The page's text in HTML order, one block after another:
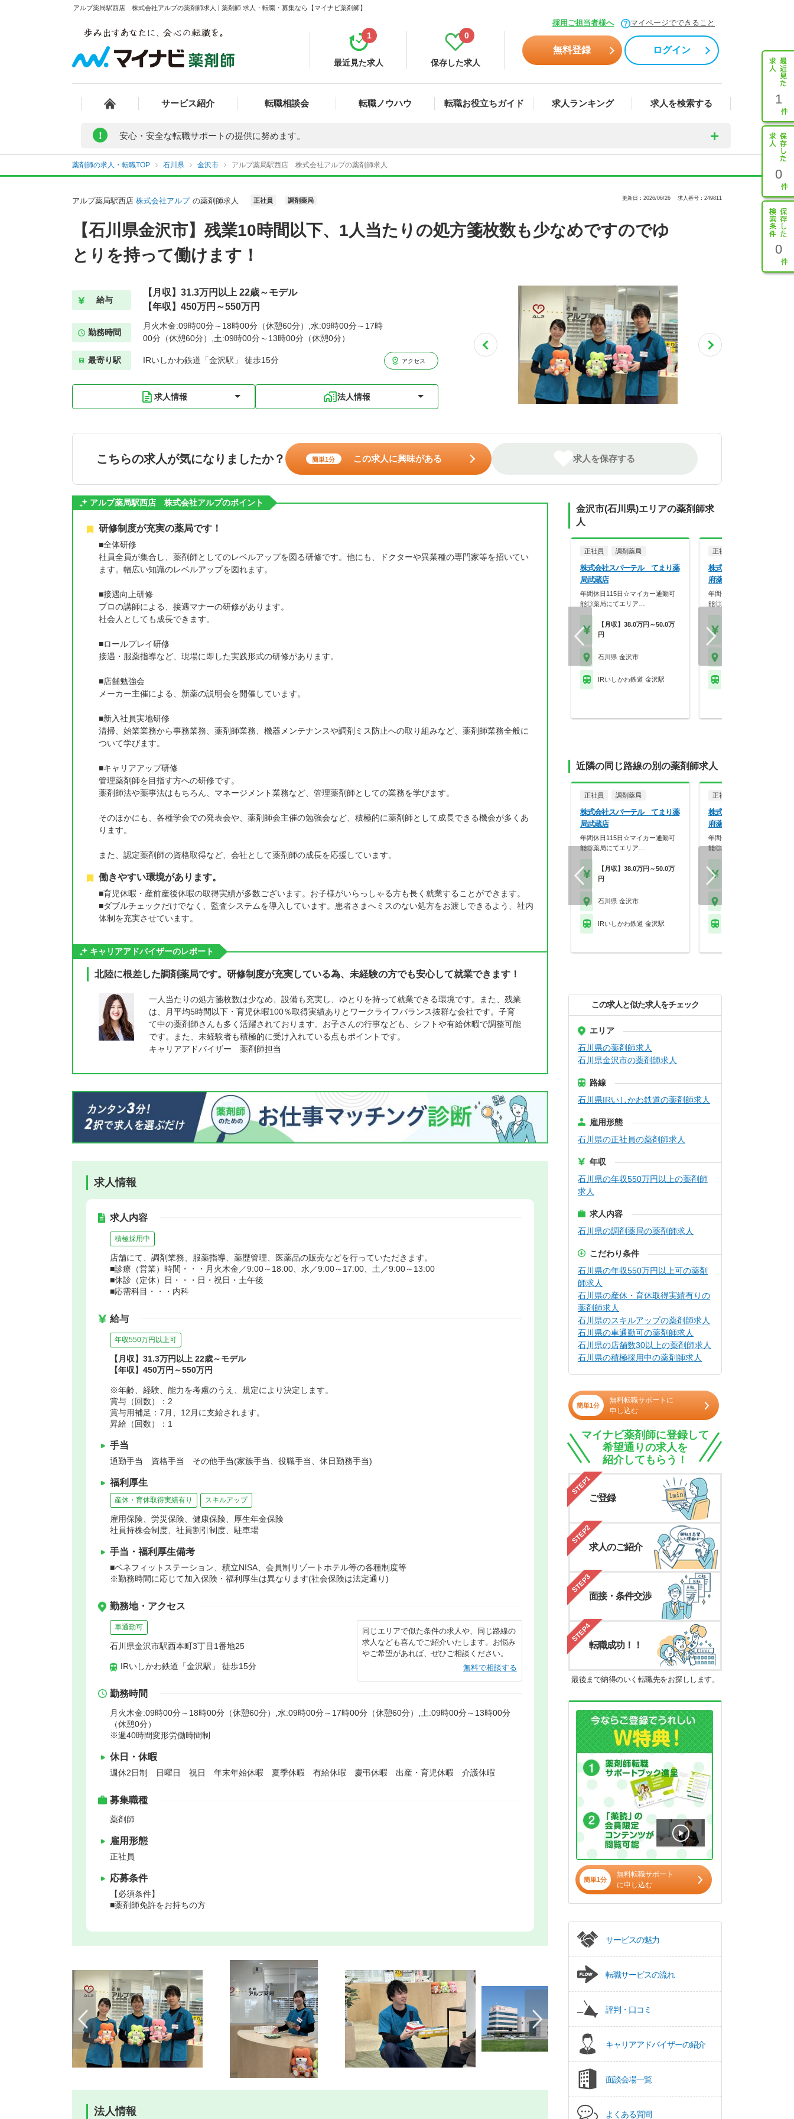
アルプ薬局駅西店 株式会社アルプの薬剤師求人 | 薬剤師 求人・転職・募集なら【マイナビ薬剤師】
採用ご担当者様へ マイページでできること
最近見た求人
1
保存した求人
0
無料登録 ログイン
サービス紹介 転職相談会 転職ノウハウ 転職お役立ちガイド 求人ランキング 求人を検索する 1
0
0
! 安心・安全な転職サポートの提供に努めます。
薬剤師の求人・転職TOP 石川県 金沢市 アルプ薬局駅西店 株式会社アルプの薬剤師求人
アルプ薬局駅西店 株式会社アルプ の薬剤師求人 正社員 調剤薬局 更新日：2026/06/26 求人番号：249811
【石川県金沢市】残業10時間以下、1人当たりの処方箋枚数も少なめですのでゆ
とりを持って働けます！
給与
【月収】31.3万円以上 22歳～モデル
【年収】450万円～550万円
勤務時間
月火木金:09時00分～18時00分（休憩60分）,水:09時00分～17時
00分（休憩60分）,土:09時00分～13時00分（休憩0分）
最寄り駅 IRいしかわ鉄道「金沢駅」 徒歩15分 アクセス
求人情報 法人情報
こちらの求人が気になりましたか？ 簡単1分 この求人に興味がある 求人を保存する
アルプ薬局駅西店 株式会社アルプのポイント
研修制度が充実の薬局です！
■全体研修
社員全員が集合し、薬剤師としてのレベルアップを図る研修です。他にも、ドクターや異業種の専門家等を招いてい
ます。幅広い知識のレベルアップを図れます。
■接遇向上研修
プロの講師による、接遇マナーの研修があります。
社会人としても成長できます。
■ロールプレイ研修
接遇・服薬指導など、現場に即した実践形式の研修があります。
■店舗勉強会
メーカー主催による、新薬の説明会を開催しています。
■新入社員実地研修
清掃、始業業務から事務業務、薬剤師業務、機器メンテナンスや調剤ミス防止への取り組みなど、薬剤師業務全般に
ついて学びます。
■キャリアアップ研修
管理薬剤師を目指す方への研修です。
薬剤師法や薬事法はもちろん、マネージメント業務など、管理薬剤師としての業務を学びます。
そのほかにも、各種学会での発表会や、薬剤師会主催の勉強会など、積極的に薬剤師として成長できる機会が多くあ
ります。
また、認定薬剤師の資格取得など、会社として薬剤師の成長を応援しています。
働きやすい環境があります。
■育児休暇・産前産後休暇の取得実績が多数ございます。お子様がいらっしゃる方も長く就業することができます。
■ダブルチェックだけでなく、監査システムを導入しています。患者さまへミスのない処方をお渡しできるよう、社内
体制を充実させています。
キャリアアドバイザーのレポート
北陸に根差した調剤薬局です。研修制度が充実している為、未経験の方でも安心して就業できます！
一人当たりの処方箋枚数は少なめ、設備も充実し、ゆとりを持って就業できる環境です。また、残業
は、月平均5時間以下・育児休暇100％取得実績ありとワークライフバランス抜群な会社です。子育
て中の薬剤師さんも多く活躍されております。お子さんの行事なども、シフトや有給休暇で調整可能
です。また、未経験者も積極的に受け入れている点もポイントです。
キャリアアドバイザー 薬剤師担当
求人情報
求人内容
積極採用中
店舗にて、調剤業務、服薬指導、薬歴管理、医薬品の販売などを行っていただきます。
■診療（営業）時間・・・月火木金／9:00～18:00、水／9:00～17:00、土／9:00～13:00
■休診（定休）日・・・日・祝日・土午後
■応需科目・・・内科
給与
年収550万円以上可
【月収】31.3万円以上 22歳～モデル
【年収】450万円～550万円
※年齢、経験、能力を考慮のうえ、規定により決定します。
賞与（回数）：2
賞与用補足：7月、12月に支給されます。
昇給（回数）：1
手当
通勤手当 資格手当 その他手当(家族手当、役職手当、休日勤務手当)
福利厚生
産休・育休取得実績有り スキルアップ
雇用保険、労災保険、健康保険、厚生年金保険
社員持株会制度、社員割引制度、駐車場
手当・福利厚生備考
■ベネフィットステーション、積立NISA、会員制リゾートホテル等の各種制度等
※勤務時間に応じて加入保険・福利厚生は異なります(社会保険は法定通り)
勤務地・アクセス
車通勤可
石川県金沢市駅西本町3丁目1番地25
IRいしかわ鉄道「金沢駅」 徒歩15分
同じエリアで似た条件の求人や、同じ路線の
求人なども喜んでご紹介いたします。お悩み
やご希望があれば、ぜひご相談ください。
無料で相談する
勤務時間
月火木金:09時00分～18時00分（休憩60分）,水:09時00分～17時00分（休憩60分）,土:09時00分～13時00分
（休憩0分）
※週40時間変形労働時間制
休日・休暇
週休2日制 日曜日 祝日 年末年始休暇 夏季休暇 有給休暇 慶弔休暇 出産・育児休暇 介護休暇
募集職種
薬剤師
雇用形態
正社員
応募条件
【必須条件】
■薬剤師免許をお持ちの方
法人情報
金沢市(石川県)エリアの薬剤師求
人
正社員 調剤薬局
株式会社スパーテル てまり薬
局武蔵店
年間休日115日☆マイカー通勤可
能◎薬局にてエリア…
【月収】38.0万円～50.0万
円
石川県 金沢市
IRいしかわ鉄道 金沢駅
正社員
株式会社スパーテル て
府薬局
年間休日115日☆マイカー通
能◎薬局にてエリア…
近隣の同じ路線の別の薬剤師求人
正社員 調剤薬局
株式会社スパーテル てまり薬
局武蔵店
年間休日115日☆マイカー通勤可
能◎薬局にてエリア…
【月収】38.0万円～50.0万
円
石川県 金沢市
IRいしかわ鉄道 金沢駅
正社員
株式会社スパーテル て
府薬局
年間休日115日☆マイカー通
能◎薬局にてエリア…
この求人と似た求人をチェック
エリア
石川県の薬剤師求人
石川県金沢市の薬剤師求人
路線
石川県IRいしかわ鉄道の薬剤師求人
雇用形態
石川県の正社員の薬剤師求人
年収
石川県の年収550万円以上の薬剤師
求人
求人内容
石川県の調剤薬局の薬剤師求人
こだわり条件
石川県の年収550万円以上可の薬剤
師求人
石川県の産休・育休取得実績有りの
薬剤師求人
石川県のスキルアップの薬剤師求人
石川県の車通勤可の薬剤師求人
石川県の店舗数30以上の薬剤師求人
石川県の積極採用中の薬剤師求人
簡単1分
無料転職サポートに
申し込む
マイナビ薬剤師に登録して
希望通りの求人を
紹介してもらう！
STEP1
ご登録
STEP2
求人のご紹介
STEP3
面接・条件交渉
STEP4
転職成功！！
最後まで納得のいく転職先をお探しします。
簡単1分
無料転職サポート
に申し込む
サービスの魅力
転職サービスの流れ
評判・口コミ
キャリアアドバイザーの紹介
面談会場一覧
よくある質問